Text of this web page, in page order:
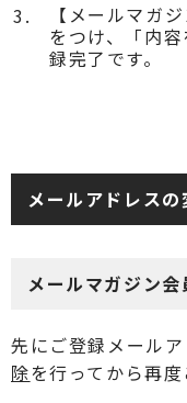
【メールマガ
をつけ、「内
録完了です。
メールアドレスの
メールマガジン会
先にご登録メール
除を行ってから再